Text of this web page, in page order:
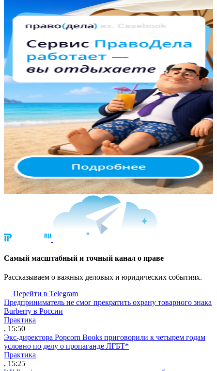
Cамый масштабный и точный канал о праве
Рассказываем о важных деловых и юридических событиях.
Перейти в Telegram
Предприниматель не смог прекратить охрану товарного знака
Burberry в России
Практика
, 15:50
Экс-директора Popcorn Books приговорили к четырем годам
условно по делу о пропаганде ЛГБТ*
Практика
, 15:25